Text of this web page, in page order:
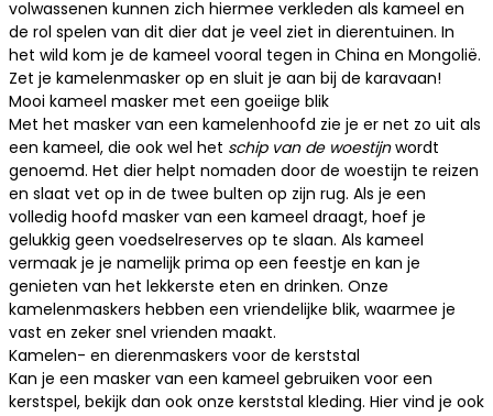
volwassenen kunnen zich hiermee verkleden als kameel en
de rol spelen van dit dier dat je veel ziet in dierentuinen. In
het wild kom je de kameel vooral tegen in China en Mongolië.
Zet je kamelenmasker op en sluit je aan bij de karavaan!
Mooi kameel masker met een goeiige blik
Met het masker van een kamelenhoofd zie je er net zo uit als
een kameel, die ook wel het schip van de woestijnwordt
genoemd. Het dier helpt nomaden door de woestijn te reizen
en slaat vet op in de twee bulten op zijn rug. Als je een
volledig hoofd masker van een kameel draagt, hoef je
gelukkig geen voedselreserves op te slaan. Als kameel
vermaak je je namelijk prima op een feestje en kan je
genieten van het lekkerste eten en drinken. Onze
kamelenmaskers hebben een vriendelijke blik, waarmee je
vast en zeker snel vrienden maakt.
Kamelen- en dierenmaskers voor de kerststal
Kan je een masker van een kameel gebruiken voor een
kerstspel, bekijk dan ook onze kerststal kleding. Hier vind je ook